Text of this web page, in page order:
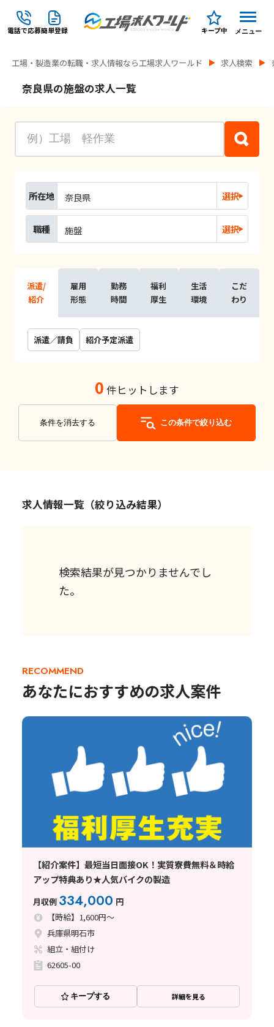
電話で応募簡単登録 キープ中 メニュー
工場・製造業の転職・求人情報なら工場求人ワールド 求人検索
奈良県の施盤の求人一覧
所在地 奈良県 選択
職種 施盤 選択
派遣/
紹介
雇用
形態
勤務
時間
福利
厚生
生活
環境
こだ
わり
派遣／請負 紹介予定派遣
0 件ヒットします
条件を消去する この条件で絞り込む
求人情報一覧（絞り込み結果）
検索結果が見つかりませんでし
た。
RECOMMEND
あなたにおすすめの求人案件
【紹介案件】最短当日面接OK！実質寮費無料＆時給
アップ特典あり★人気バイクの製造
月収例 334,000 円
【時給】1,600円～
兵庫県明石市
組立・組付け
62605-00
キープする 詳細を見る